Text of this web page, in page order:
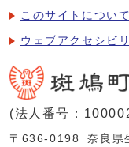
このサイトについて
ウェブアクセシビ
(法人番号：
〒636-0198 奈良県